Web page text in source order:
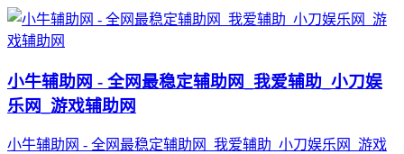
小牛辅助网 - 全网最稳定辅助网_我爱辅助_小刀娱
乐网_游戏辅助网
小牛辅助网 - 全网最稳定辅助网_我爱辅助_小刀娱乐网_游戏